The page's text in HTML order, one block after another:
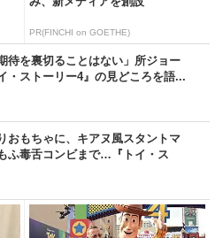
PR(FINCHI on GOETHE)
待を裏切ることはない」所ジョー
・ストーリー4』の見どころを語...
おもちゃに、キアヌ風スタントマ
ふ毒舌コンビまで…『トイ・ス